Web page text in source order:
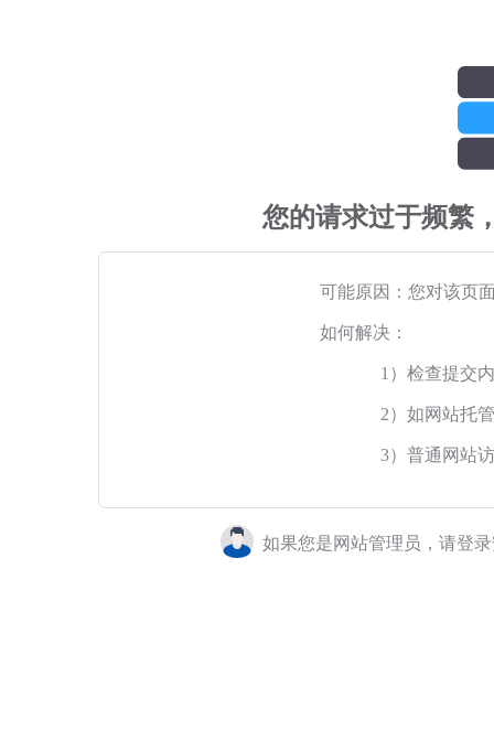
您的请求过于频繁
可能原因：您对该页
如何解决：
1）检查提交
2）如网站托
3）普通网站
如果您是网站管理员，请登